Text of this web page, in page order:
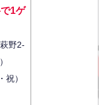
1ゲ
野2-
祝）